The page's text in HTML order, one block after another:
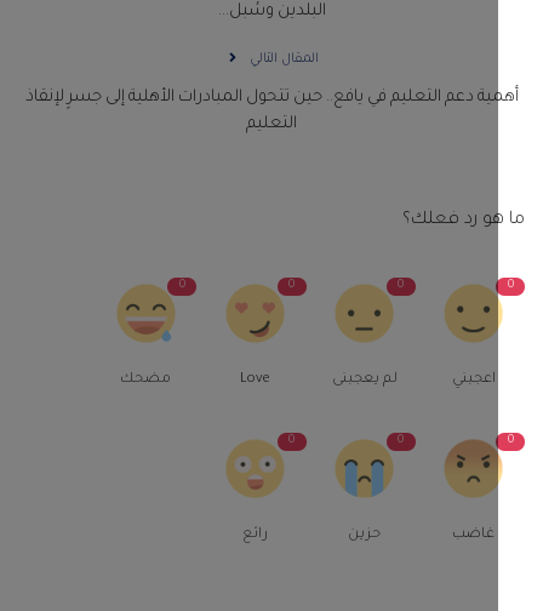
البلدين وسُبل...
المقال التالي
دعم التعليم في يافع.. حين تتحول المبادرات الأهلية إلى جسرٍ لإنقاذ
التعليم
رد فعلك؟
لم يعجبنى مضحك